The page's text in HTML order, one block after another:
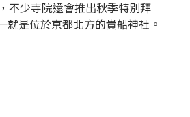
不少寺院還會推出秋季特別拜
是位於京都北方的貴船神社。